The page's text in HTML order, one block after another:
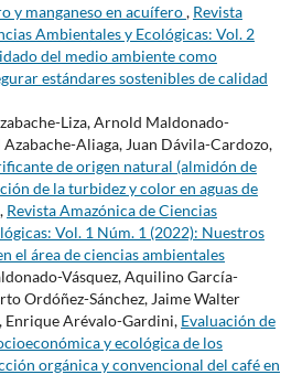
y manganeso en acuífero, Revista
Ambientales y Ecológicas: Vol. 2
del medio ambiente como
estándares sostenibles de calidad
Liza, Arnold Maldonado-
Azabache-Aliaga, Juan Dávila-Cardozo,
de origen natural (almidón de
de la turbidez y color en aguas de
, Revista Amazónica de Ciencias
Vol. 1 Núm. 1 (2022): Nuestros
el área de ciencias ambientales
Vásquez, Aquilino García-
Ordóñez-Sánchez, Jaime Walter
Enrique Arévalo-Gardini, Evaluación de
y ecológica de los
orgánica y convencional del café en